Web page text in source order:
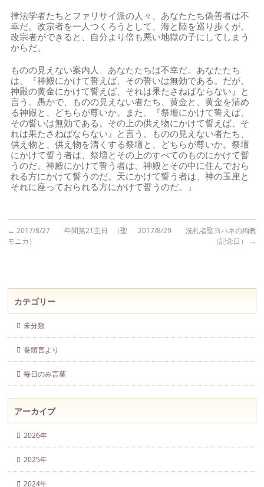
律法学者たちとファリサイ派の人々、あなたたち偽善者は不
幸だ。改宗者を一人つくろうとして、海と陸を巡り歩くが、
改宗者ができると、自分より倍も悪い地獄の子にしてしまう
からだ。
ものの見えない案内人、あなたたちは不幸だ。あなたたち
は、『神殿にかけて誓えば、その誓いは無効である。だが、
神殿の黄金にかけて誓えば、それは果たさねばならない』と
言う。愚かで、ものの見えない者たち、黄金と、黄金を清め
る神殿と、どちらが尊いか。また、『祭壇にかけて誓えば、
その誓いは無効である。その上の供え物にかけて誓えば、そ
れは果たさねばならない』と言う。ものの見えない者たち、
供え物と、供え物を清くする祭壇と、どちらが尊いか。祭壇
にかけて誓う者は、祭壇とその上のすべてのものにかけて誓
うのだ。神殿にかけて誓う者は、神殿とその中に住んでおら
れる方にかけて誓うのだ。天にかけて誓う者は、神の玉座と
それに座っておられる方にかけて誓うのだ。」
← 2017/8/27 年間第21主日 （聖
モニカ）
2017/8/29 洗礼者聖ヨハネの殉教
（記念日）
→
カテゴリー
未分類
巻頭言より
毎日のみ言葉
アーカイブ
2026年
2025年
2024年